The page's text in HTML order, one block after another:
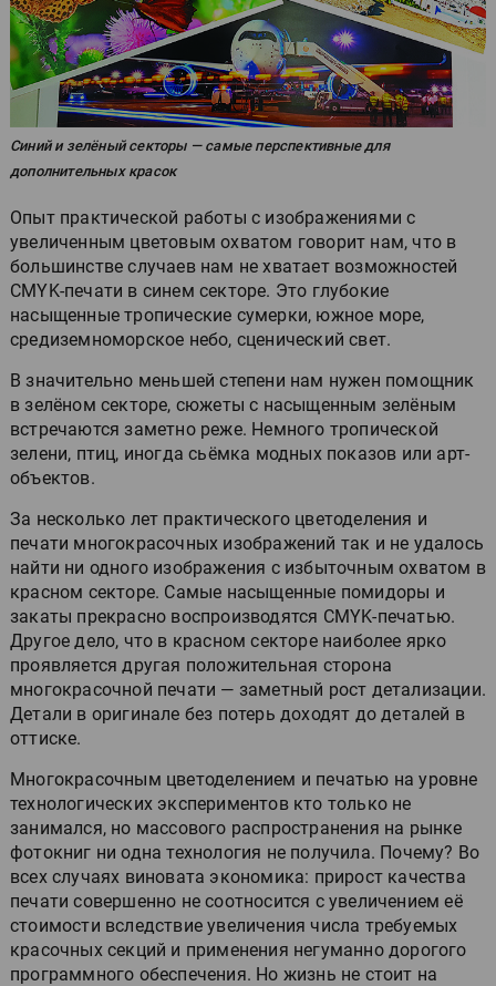
Синий и зелёный секторы — самые перспективные для
дополнительных красок
Опыт практической работы с изображениями с
увеличенным цветовым охватом говорит нам, что в
большинстве случаев нам не хватает возможностей
CMYK-печати в синем секторе. Это глубокие
насыщенные тропические сумерки, южное море,
средиземноморское небо, сценический свет.
В значительно меньшей степени нам нужен помощник
в зелёном секторе, сюжеты с насыщенным зелёным
встречаются заметно реже. Немного тропической
зелени, птиц, иногда сьёмка модных показов или арт-
объектов.
За несколько лет практического цветоделения и
печати многокрасочных изображений так и не удалось
найти ни одного изображения с избыточным охватом в
красном секторе. Самые насыщенные помидоры и
закаты прекрасно воспроизводятся CMYK-печатью.
Другое дело, что в красном секторе наиболее ярко
проявляется другая положительная сторона
многокрасочной печати — заметный рост детализации.
Детали в оригинале без потерь доходят до деталей в
оттиске.
Многокрасочным цветоделением и печатью на уровне
технологических экспериментов кто только не
занимался, но массового распространения на рынке
фотокниг ни одна технология не получила. Почему? Во
всех случаях виновата экономика: прирост качества
печати совершенно не соотносится с увеличением её
стоимости вследствие увеличения числа требуемых
красочных секций и применения негуманно дорогого
программного обеспечения. Но жизнь не стоит на